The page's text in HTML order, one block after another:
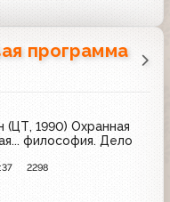
программа
(ЦТ, 1990) Охранная
философия. Дело
2298